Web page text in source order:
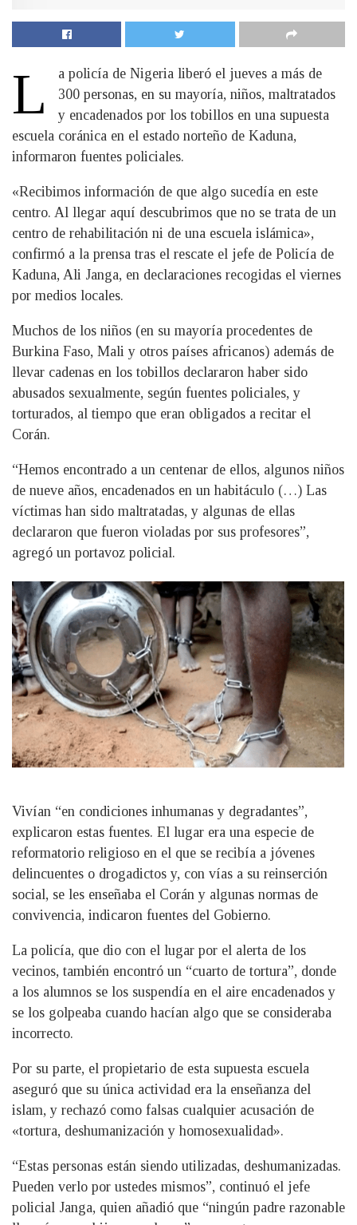
L
a policía de Nigeria liberó el jueves a más de
300 personas, en su mayoría, niños, maltratados
y encadenados por los tobillos en una supuesta
escuela coránica en el estado norteño de Kaduna,
informaron fuentes policiales.
«Recibimos información de que algo sucedía en este
centro. Al llegar aquí descubrimos que no se trata de un
centro de rehabilitación ni de una escuela islámica»,
confirmó a la prensa tras el rescate el jefe de Policía de
Kaduna, Ali Janga, en declaraciones recogidas el viernes
por medios locales.
Muchos de los niños (en su mayoría procedentes de
Burkina Faso, Mali y otros países africanos) además de
llevar cadenas en los tobillos declararon haber sido
abusados sexualmente, según fuentes policiales, y
torturados, al tiempo que eran obligados a recitar el
Corán.
“Hemos encontrado a un centenar de ellos, algunos niños
de nueve años, encadenados en un habitáculo (…) Las
víctimas han sido maltratadas, y algunas de ellas
declararon que fueron violadas por sus profesores”,
agregó un portavoz policial.
Vivían “en condiciones inhumanas y degradantes”,
explicaron estas fuentes. El lugar era una especie de
reformatorio religioso en el que se recibía a jóvenes
delincuentes o drogadictos y, con vías a su reinserción
social, se les enseñaba el Corán y algunas normas de
convivencia, indicaron fuentes del Gobierno.
La policía, que dio con el lugar por el alerta de los
vecinos, también encontró un “cuarto de tortura”, donde
a los alumnos se los suspendía en el aire encadenados y
se los golpeaba cuando hacían algo que se consideraba
incorrecto.
Por su parte, el propietario de esta supuesta escuela
aseguró que su única actividad era la enseñanza del
islam, y rechazó como falsas cualquier acusación de
«tortura, deshumanización y homosexualidad».
“Estas personas están siendo utilizadas, deshumanizadas.
Pueden verlo por ustedes mismos”, continuó el jefe
policial Janga, quien añadió que “ningún padre razonable